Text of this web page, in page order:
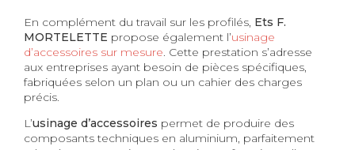
En complément du travail sur les profilés, Ets F.
MORTELETTE propose également l’usinage
d’accessoires sur mesure. Cette prestation s’adresse
aux entreprises ayant besoin de pièces spécifiques,
fabriquées selon un plan ou un cahier des charges
précis.
L’usinage d’accessoires permet de produire des
composants techniques en aluminium, parfaitement